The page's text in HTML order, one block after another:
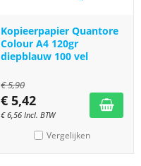
Kopieerpapier Quantore
Colour A4 120gr
diepblauw 100 vel
€5,90
€ 5,42
€6,56 Incl. BTW
Vergelijken